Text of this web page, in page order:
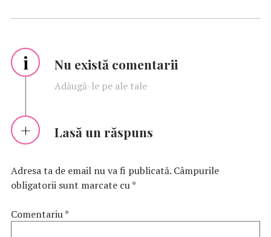
i Nu există comentarii
Adăugă-le pe ale tale
Lasă un răspuns
Adresa ta de email nu va fi publicată. Câmpurile
obligatorii sunt marcate cu*
Comentariu*